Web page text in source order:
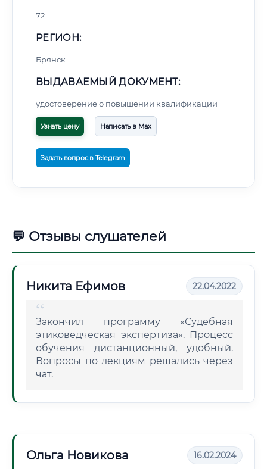
72
РЕГИОН:
Брянск
ВЫДАВАЕМЫЙ ДОКУМЕНТ:
удостоверение о повышении квалификации
Узнать цену Написать в Max
Задать вопрос в Telegram
💬 Отзывы слушателей
Никита Ефимов 22.04.2022
Закончил программу «Судебная
этиковедческая экспертиза». Процесс
обучения дистанционный, удобный.
Вопросы по лекциям решались через
чат.
Ольга Новикова 16.02.2024